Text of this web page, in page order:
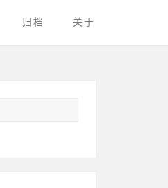
归档 关于